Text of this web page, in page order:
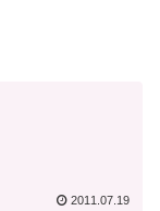
2011.07.19